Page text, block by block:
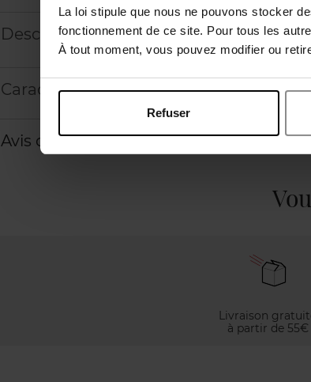
La loi stipule que nous ne pouvons stocker
fonctionnement de ce site. Pour tous les
À tout moment, vous pouvez modifier ou
Refuser
Description
Caractéristiques
Avis client
Livraison
à partir de 55€